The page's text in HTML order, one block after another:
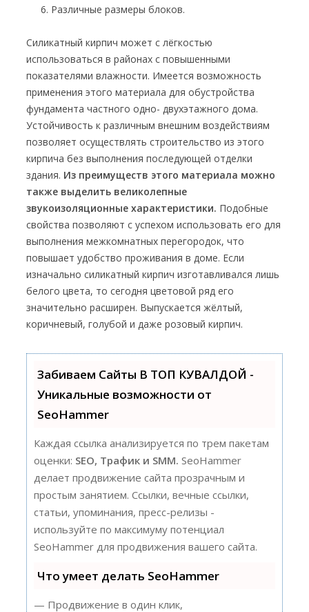
Различные размеры блоков.
Силикатный кирпич может с лёгкостью
использоваться в районах с повышенными
показателями влажности. Имеется возможность
применения этого материала для обустройства
фундамента частного одно- двухэтажного дома.
Устойчивость к различным внешним воздействиям
позволяет осуществлять строительство из этого
кирпича без выполнения последующей отделки
здания. Из преимуществ этого материала можно
также выделить великолепные
звукоизоляционные характеристики. Подобные
свойства позволяют с успехом использовать его для
выполнения межкомнатных перегородок, что
повышает удобство проживания в доме. Если
изначально силикатный кирпич изготавливался лишь
белого цвета, то сегодня цветовой ряд его
значительно расширен. Выпускается жёлтый,
коричневый, голубой и даже розовый кирпич.
Забиваем Сайты В ТОП КУВАЛДОЙ -
Уникальные возможности от
SeoHammer
Каждая ссылка анализируется по трем пакетам
оценки: SEO, Трафик и SMM. SeoHammer
делает продвижение сайта прозрачным и
простым занятием. Ссылки, вечные ссылки,
статьи, упоминания, пресс-релизы -
используйте по максимуму потенциал
SeoHammer для продвижения вашего сайта.
Что умеет делать SeoHammer
— Продвижение в один клик,